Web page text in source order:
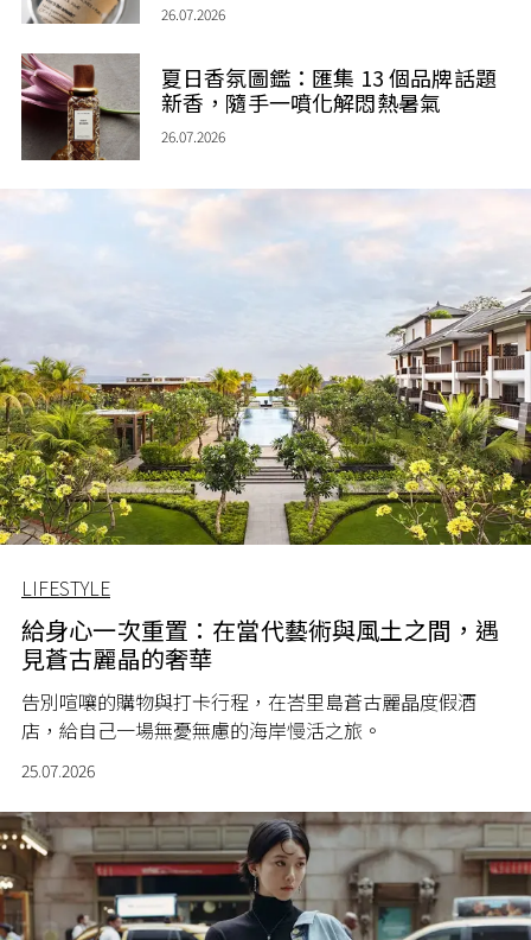
26.07.2026
夏日香氛圖鑑：匯集 13 個品牌話題
新香，隨手一噴化解悶熱暑氣
26.07.2026
LIFESTYLE
給身心一次重置：在當代藝術與風土之間，遇
見蒼古麗晶的奢華
告別喧嚷的購物與打卡行程，在峇里島蒼古麗晶度假酒
店，給自己一場無憂無慮的海岸慢活之旅。
25.07.2026